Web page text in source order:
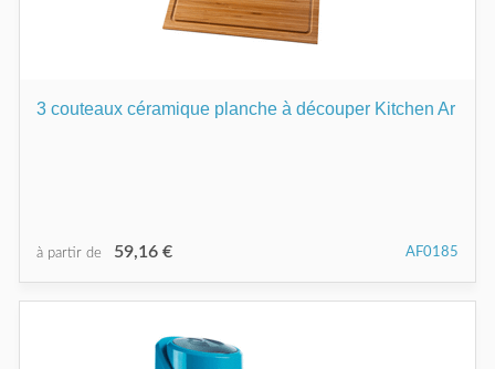
3 couteaux céramique planche à découper Kitchen Ar
à partir de 59,16 € AF0185